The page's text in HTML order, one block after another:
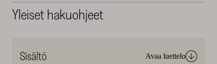
Yleiset hakuohjeet
Sisältö Avaa luettelo